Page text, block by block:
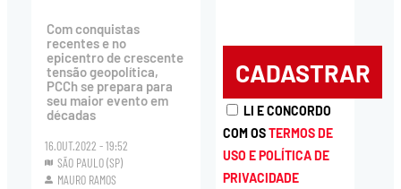
Com conquistas
recentes e no
epicentro de crescente
tensão geopolítica,
PCCh se prepara para
seu maior evento em
décadas
16.OUT.2022 - 19:52
SÃO PAULO (SP)
MAURO RAMOS
LI E CONCORDO
COM OSTERMOS DE
USO E POLÍTICA DE
PRIVACIDADE